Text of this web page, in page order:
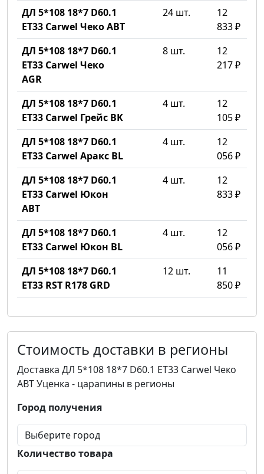
ДЛ 5*108 18*7 D60.1
ET33 Carwel Чеко ABT
24 шт.
12
833 ₽
ДЛ 5*108 18*7 D60.1
ET33 Carwel Чеко
AGR
8 шт.
12
217 ₽
ДЛ 5*108 18*7 D60.1
ET33 Carwel Грейс BK
4 шт.
12
105 ₽
ДЛ 5*108 18*7 D60.1
ET33 Carwel Аракс BL
4 шт.
12
056 ₽
ДЛ 5*108 18*7 D60.1
ET33 Carwel Юкон
ABT
4 шт.
12
833 ₽
ДЛ 5*108 18*7 D60.1
ET33 Carwel Юкон BL
4 шт.
12
056 ₽
ДЛ 5*108 18*7 D60.1
ET33 RST R178 GRD
12 шт.
11
850 ₽
Стоимость доставки в регионы
Доставка ДЛ 5*108 18*7 D60.1 ET33 Carwel Чеко
ABT Уценка - царапины в регионы
Город получения
Количество товара